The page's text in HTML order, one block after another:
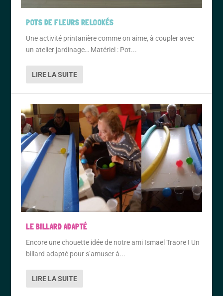
POTS DE FLEURS RELOOKÉS
Une activité printanière comme on aime, à coupler avec
un atelier jardinage… Matériel : Pot...
LIRE LA SUITE
LE BILLARD ADAPTÉ
Encore une chouette idée de notre ami Ismael Traore ! Un
billard adapté pour s’amuser à...
LIRE LA SUITE